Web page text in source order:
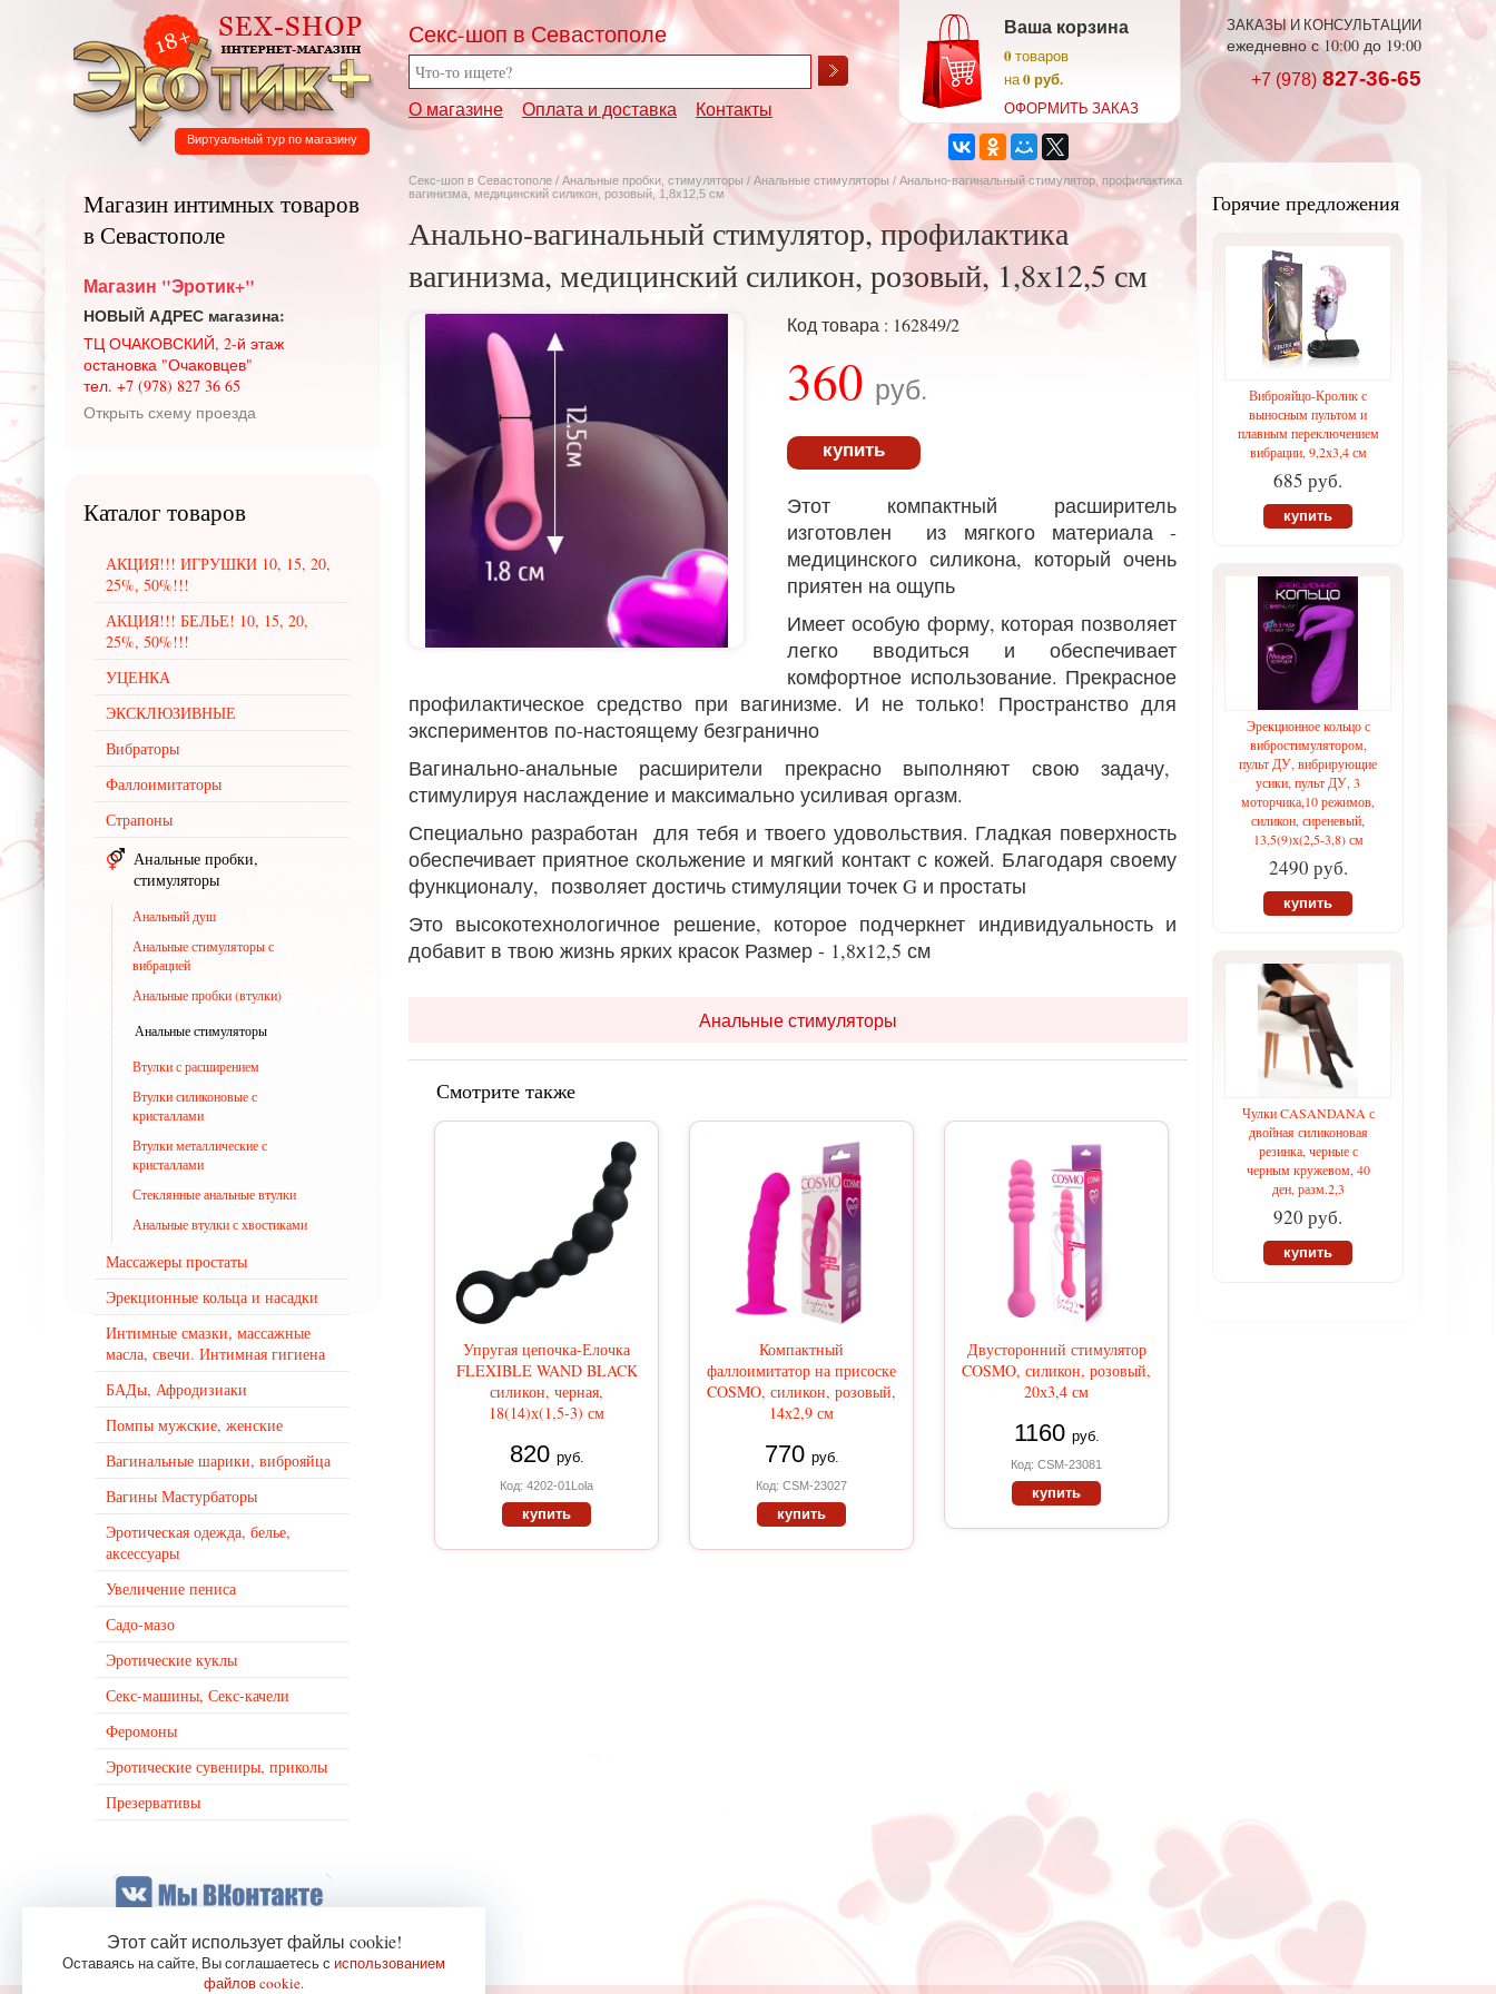
Секс-шоп в Севастополе
О магазине Оплата и доставка Контакты
Ваша корзина
0товаров
на0 руб.
ОФОРМИТЬ ЗАКАЗ
ЗАКАЗЫ И КОНСУЛЬТАЦИИ
ежедневно с 10:00 до 19:00
+7 (978) 827-36-65
Виртуальный тур по магазину
Секс-шоп в Севастополе / Анальные пробки, стимуляторы / Анальные стимуляторы / Анально-вагинальный стимулятор, профилактика
вагинизма, медицинский силикон, розовый, 1,8х12,5 см
Анально-вагинальный стимулятор, профилактика
вагинизма, медицинский силикон, розовый, 1,8х12,5 см
Код товара : 162849/2
360 руб.
купить
Этот компактный расширитель
изготовлен из мягкого материала -
медицинского силикона, который очень
приятен на ощупь
Имеет особую форму, которая позволяет
легко вводиться и обеспечивает
комфортное использование. Прекрасное
профилактическое средство при вагинизме. И не только! Пространство для
экспериментов по-настоящему безгранично
Вагинально-анальные расширители прекрасно выполняют свою задачу,
стимулируя наслаждение и максимально усиливая оргазм.
Специально разработан для тебя и твоего удовольствия. Гладкая поверхность
обеспечивает приятное скольжение и мягкий контакт с кожей. Благодаря своему
функционалу, позволяет достичь стимуляции точек G и простаты
Это высокотехнологичное решение, которое подчеркнет индивидуальность и
добавит в твою жизнь ярких красок Размер - 1,8х12,5 см
Анальные стимуляторы
Смотрите также
Упругая цепочка-Елочка
FLEXIBLE WAND BLACK
силикон, черная,
18(14)х(1,5-3) см
820 руб.
Код: 4202-01Lola
купить
Компактный
фаллоимитатор на присоске
COSMO, силикон, розовый,
14х2,9 см
770 руб.
Код: CSM-23027
купить
Двусторонний стимулятор
COSMO, силикон, розовый,
20х3,4 см
1160 руб.
Код: CSM-23081
купить
Горячие предложения
Виброяйцо-Кролик с
выносным пультом и
плавным переключением
вибрации, 9,2х3,4 см
685 руб.
купить
Эрекционное кольцо с
вибростимулятором,
пульт ДУ, вибрирующие
усики, пульт ДУ, 3
моторчика,10 режимов,
силикон, сиреневый,
13,5(9)х(2,5-3,8) см
2490 руб.
купить
Чулки CASANDANA с
двойная силиконовая
резинка, черные с
черным кружевом, 40
ден, разм.2,3
920 руб.
купить
Магазин интимных товаров
в Севастополе
Магазин "Эротик+"
НОВЫЙ АДРЕС магазина:
ТЦ ОЧАКОВСКИЙ, 2-й этаж
остановка "Очаковцев"
тел. +7 (978) 827 36 65
Открыть схему проезда
Каталог товаров
АКЦИЯ!!! ИГРУШКИ 10, 15, 20,
25%, 50%!!!
АКЦИЯ!!! БЕЛЬЕ! 10, 15, 20,
25%, 50%!!!
УЦЕНКА
ЭКСКЛЮЗИВНЫЕ
Вибраторы
Фаллоимитаторы
Страпоны
Анальные пробки,
стимуляторы
Анальный душ
Анальные стимуляторы с
вибрацией
Анальные пробки (втулки)
Анальные стимуляторы
Втулки с расширением
Втулки силиконовые с
кристаллами
Втулки металлические с
кристаллами
Стеклянные анальные втулки
Анальные втулки с хвостиками
Массажеры простаты
Эрекционные кольца и насадки
Интимные смазки, массажные
масла, свечи. Интимная гигиена
БАДы, Афродизиаки
Помпы мужские, женские
Вагинальные шарики, виброяйца
Вагины Мастурбаторы
Эротическая одежда, белье,
аксессуары
Увеличение пениса
Садо-мазо
Эротические куклы
Секс-машины, Секс-качели
Феромоны
Эротические сувениры, приколы
Презервативы
Этот сайт использует файлы cookie!
Оставаясь на сайте, Вы соглашаетесь с использованием
файлов cookie.